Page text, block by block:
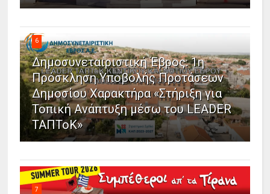
6
Δημοσυνεταιριστική Έβρος: 1η
Πρόσκληση Υποβολής Προτάσεων
Δημοσίου Χαρακτήρα «Στήριξη για
Τοπική Ανάπτυξη μέσω του LEADER
ΤΑΠΤοΚ»
7